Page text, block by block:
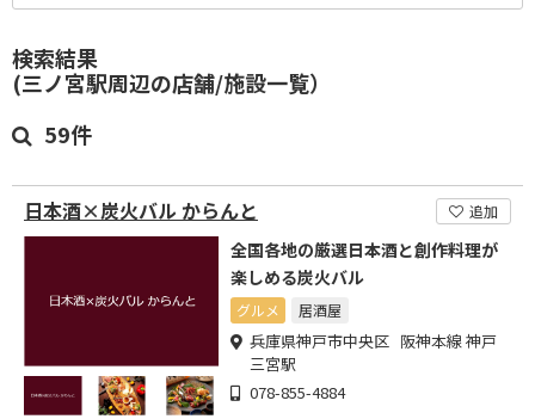
検索結果
(三ノ宮駅周辺の店舗/施設一覧）
59件
日本酒×炭火バル からんと 追加
全国各地の厳選日本酒と創作料理が
楽しめる炭火バル
グルメ 居酒屋
兵庫県神戸市中央区 阪神本線 神戸
三宮駅
078-855-4884